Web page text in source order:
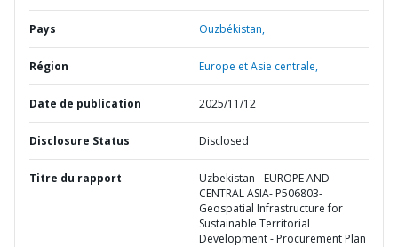
Pays Ouzbékistan,
Région Europe et Asie centrale,
Date de publication 2025/11/12
Disclosure Status Disclosed
Titre du rapport
Uzbekistan - EUROPE AND
CENTRAL ASIA- P506803-
Geospatial Infrastructure for
Sustainable Territorial
Development - Procurement Plan